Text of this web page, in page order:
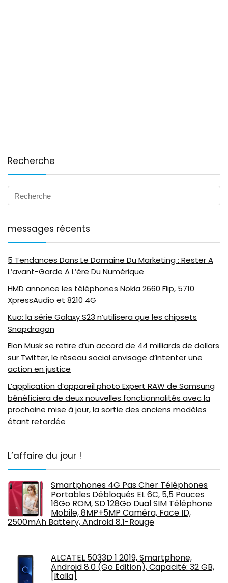
Recherche
messages récents
5 Tendances Dans Le Domaine Du Marketing : Rester A
L’avant-Garde A L’ère Du Numérique
HMD annonce les téléphones Nokia 2660 Flip, 5710
XpressAudio et 8210 4G
Kuo: la série Galaxy S23 n’utilisera que les chipsets
Snapdragon
Elon Musk se retire d’un accord de 44 milliards de dollars
sur Twitter, le réseau social envisage d’intenter une
action en justice
L’application d’appareil photo Expert RAW de Samsung
bénéficiera de deux nouvelles fonctionnalités avec la
prochaine mise à jour, la sortie des anciens modèles
étant retardée
L’affaire du jour !
Smartphones 4G Pas Cher Téléphones
Portables Débloqués EL 6C, 5,5 Pouces
16Go ROM, SD 128Go Dual SIM Téléphone
Mobile, 8MP+5MP Caméra, Face ID,
2500mAh Battery, Android 8.1-Rouge
ALCATEL 5033D 1 2019, Smartphone,
Android 8.0 (Go Edition), Capacité: 32 GB,
[Italia]